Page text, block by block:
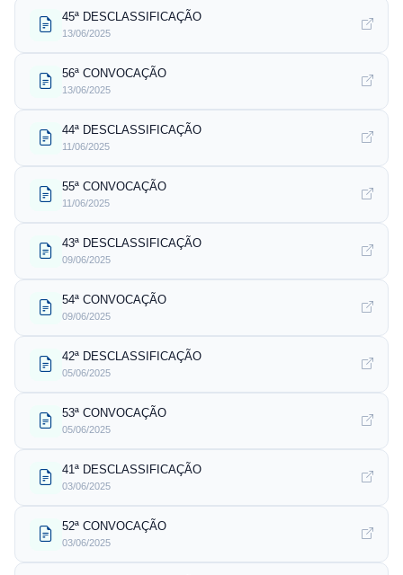
45ª DESCLASSIFICAÇÃO
13/06/2025
56ª CONVOCAÇÃO
13/06/2025
44ª DESCLASSIFICAÇÃO
11/06/2025
55ª CONVOCAÇÃO
11/06/2025
43ª DESCLASSIFICAÇÃO
09/06/2025
54ª CONVOCAÇÃO
09/06/2025
42ª DESCLASSIFICAÇÃO
05/06/2025
53ª CONVOCAÇÃO
05/06/2025
41ª DESCLASSIFICAÇÃO
03/06/2025
52ª CONVOCAÇÃO
03/06/2025